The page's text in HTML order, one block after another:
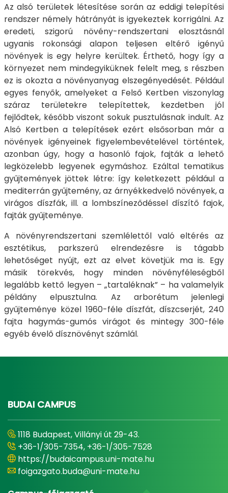
Az alsó területek létesítése során az eddigi telepítési
rendszer némely hátrányát is igyekeztek korrigálni. Az
eredeti, szigorú növény-rendszertani elosztásnál
ugyanis rokonsági alapon teljesen eltérő igényű
növények is egy helyre kerültek. Érthető, hogy így a
környezet nem mindegyiküknek felelt meg, s részben
ez is okozta a növényanyag elszegényedését. Például
egyes fenyők, amelyeket a Felső Kertben viszonylag
száraz területekre telepítettek, kezdetben jól
fejlődtek, később viszont sokuk pusztulásnak indult. Az
Alsó Kertben a telepítések ezért elsősorban már a
növények igényeinek figyelembevételével történtek,
azonban úgy, hogy a hasonló fajok, fajták a lehető
legközelebb legyenek egymáshoz. Ezáltal tematikus
gyűjtemények jöttek létre: így keletkezett például a
mediterrán gyűjtemény, az árnyékkedvelő növények, a
virágos díszfák, ill. a lombszíneződéssel díszítő fajok,
fajták gyűjteménye.
A növényrendszertani szemlélettől való eltérés az
esztétikus, parkszerű elrendezésre is tágabb
lehetőséget nyújt, ezt az elvet követjük ma is. Egy
másik törekvés, hogy minden növényféleségből
legalább kettő legyen – „tartaléknak” – ha valamelyik
példány elpusztulna. Az arborétum jelenlegi
gyűjteménye közel 1960-féle díszfát, díszcserjét, 240
fajta hagymás-gumós virágot és mintegy 300-féle
egyéb évelő dísznövényt számlál.
BUDAI CAMPUS
1118 Budapest, Villányi út 29-43.
+36-1/305-7354, +36-1/305-7528
https://budaicampus.uni-mate.hu
foigazgato.buda@uni-mate.hu